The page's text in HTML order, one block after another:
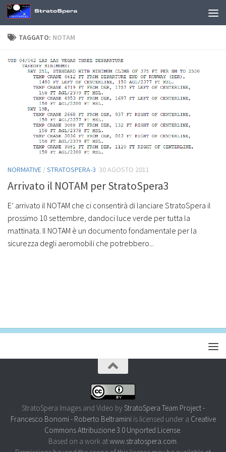
Sotto il contenuto
TAGGATO: NOTAM
NORMATIVE /STRATOSPERA-3 30 AGOSTO 2011
Arrivato il NOTAM per StratoSpera3
E’ arrivato il NOTAM che ci consentirà di lanciare StratoSpera il
prossimo 10 settembre, dandoci luce verde per tutta la
mattinata. Il NOTAM è un documento fondamentale per la
sicurezza degli aeromobili che potrebbero...
StratoSpera Images and Video by StratoSpera Team Project -
Francesco Bonomi - Roberto Beltraminiis licensed under a Creative
Commons Attribuzione 3.0 Unported License.
Based on a work atwww.stratospera.com.